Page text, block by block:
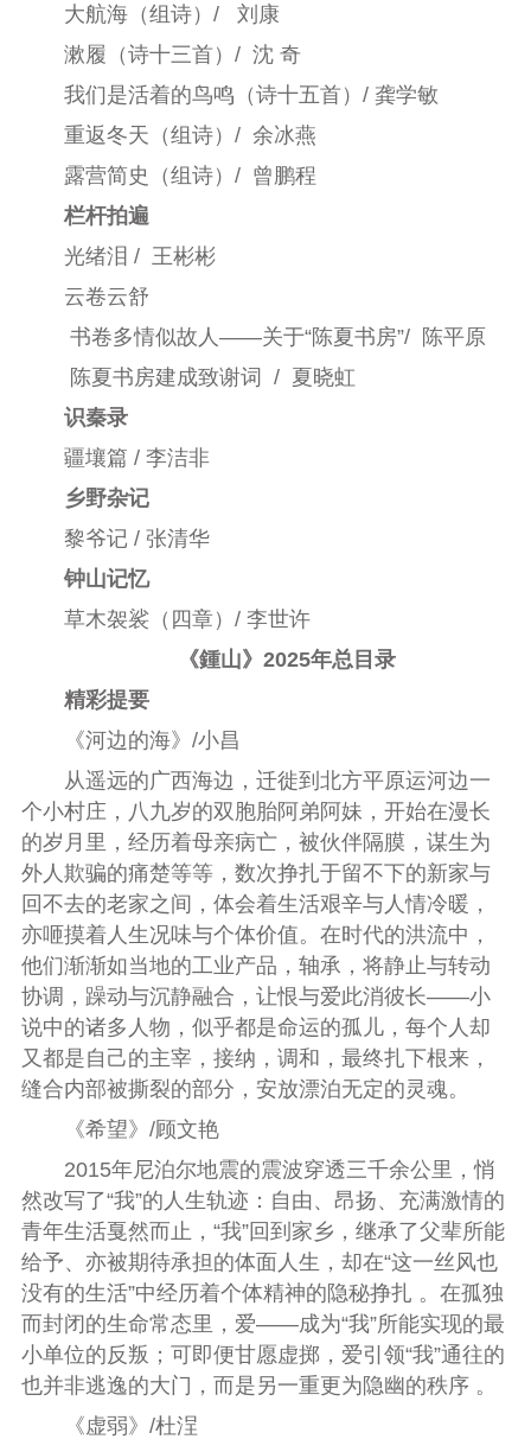
大航海（组诗） / 刘康
漱履 （诗十三首） / 沈 奇
我们是活着的鸟鸣 （诗十五首） / 龚学敏
重返冬天 （组诗） / 余冰燕
露营简史
（组诗） / 曾鹏程
栏杆拍遍
光绪泪 / 王彬彬
云卷云舒
书卷多情似故人 ——关于“陈夏书房”/ 陈平原
陈夏书房建成致谢词
/ 夏晓虹
识秦录
疆壤篇 / 李洁非
乡野杂记
黎爷记 / 张清华
钟山记忆
草木袈裟（四章） / 李世许
《鍾山》2025年总目录
精彩提要
《河边的海》/小昌
从遥远的广西海边，迁徙到北方平原运河边一
个小村庄，八九岁的双胞胎阿弟阿妹，开始在漫长
的岁月里，经历着母亲病亡，被伙伴隔膜，谋生为
外人欺骗的痛楚等等，数次挣扎于留不下的新家与
回不去的老家之间，体会着生活艰辛与人情冷暖，
亦咂摸着人生况味与个体价值。在时代的洪流中，
他们渐渐如当地的工业产品，轴承，将静止与转动
协调，躁动与沉静融合，让恨与爱此消彼长——小
说中的诸多人物，似乎都是命运的孤儿，每个人却
又都是自己的主宰，接纳，调和，最终扎下根来，
缝合内部被撕裂的部分，安放漂泊无定的灵魂。
《希望》/顾文艳
2015年尼泊尔地震的震波穿透三千余公里，悄
然改写了“我”的人生轨迹：自由、昂扬、充满激情的
青年生活戛然而止，“我”回到家乡，继承了父辈所能
给予、亦被期待承担的体面人生，却在“这一丝风也
没有的生活”中经历着个体精神的隐秘挣扎 。在孤独
而封闭的生命常态里，爱——成为“我”所能实现的最
小单位的反叛；可即便甘愿虚掷，爱引领“我”通往的
也并非逃逸的大门，而是另一重更为隐幽的秩序 。
《虚弱》/杜浧